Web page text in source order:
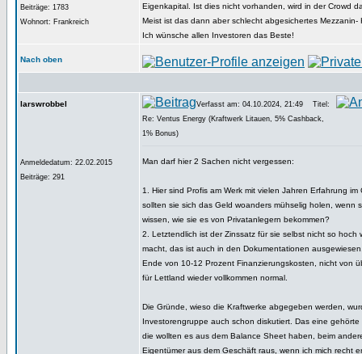
Beiträge: 1783
Wohnort: Frankreich
Eigenkapital. Ist dies nicht vorhanden, wird in der Crowd
Meist ist das dann aber schlecht abgesichertes Mezzanin-
Ich wünsche allen Investoren das Beste!
Nach oben
larswrobbel
Anmeldedatum: 22.02.2015
Beiträge: 291
Verfasst am: 04.10.2024, 21:49
Titel:
Re: Ventus Energy (Kraftwerk Litauen, 5% Cashback,
1% Bonus)
Man darf hier 2 Sachen nicht vergessen:
1. Hier sind Profis am Werk mit vielen Jahren Erfahrung im
sollten sie sich das Geld woanders mühselig holen, wenn
wissen, wie sie es von Privatanlegern bekommen?
2. Letztendlich ist der Zinssatz für sie selbst nicht so hoch
macht, das ist auch in den Dokumentationen
Ende von 10-12 Prozent Finanzierungskosten, nicht von
für Lettland wieder vollkommen normal.
Die Gründe, wieso die Kraftwerke abgegeben werden,
Investorengruppe auch schon diskutiert. Das eine
die wollten es aus dem Balance Sheet haben, beim
Eigentümer aus dem Geschäft raus, wenn ich mich recht